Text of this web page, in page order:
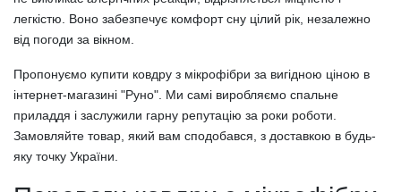
легкістю. Воно забезпечує комфорт сну цілий рік, незалежно
від погоди за вікном.
Пропонуємо купити ковдру з мікрофібри за вигідною ціною в
інтернет-магазині "Руно". Ми самі виробляємо спальне
приладдя і заслужили гарну репутацію за роки роботи.
Замовляйте товар, який вам сподобався, з доставкою в будь-
яку точку України.